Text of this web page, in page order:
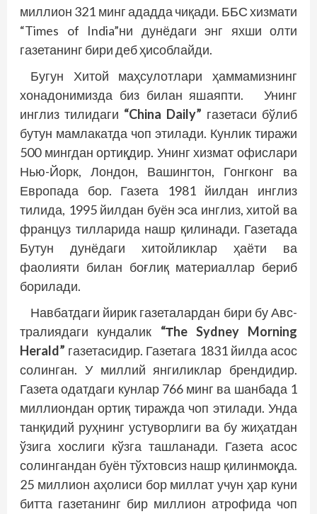
миллион 321 минг ададда чиқади. ББС хизмати
“Times of India”ни дунё­даги энг яхши олти
газетанинг бири деб ҳисоблайди.
Бугун Хитой маҳсулотлари ҳаммамизнинг
хонадонимизда биз билан яшаяпти. Унинг
инглиз тилидаги “China Daily” газетаси бўлиб
бутун мамлакатда чоп этилади. Кунлик тиражи
500 мингдан ортиқдир. Унинг хизмат офислари
Нью-Йорк, Лондон, Вашингтон, Гонгконг ва
Европада бор. Газета 1981 йилдан инглиз
тилида, 1995 йилдан буён эса инг­лиз, хитой ва
француз тилларида нашр қилинади. Газетада
Бутун дунёдаги хитойликлар ҳаёти ва
фаолияти билан боғлиқ материаллар бериб
борилади.
Навбатдаги йирик газеталардан бири бу Авс­
тралиядаги кундалик “Тhe Sydney Morning
Herald” газетасидир. Газетага 1831 йилда асос
солинган. У миллий янгиликлар брендидир.
Газета одатдаги кунлар 766 минг ва шанбада 1
миллиондан ортиқ тиражда чоп этилади. Унда
танқидий руҳнинг устуворлиги ва бу жиҳатдан
ўзига хослиги кўзга ташланади. Газета асос
солингандан буён тўхтовсиз нашр қилинмоқда.
25 миллион аҳолиси бор миллат учун ҳар куни
битта газетанинг бир миллион атрофида чоп